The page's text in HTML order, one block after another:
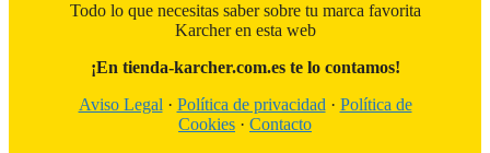
Todo lo que necesitas saber sobre tu marca favorita
Karcher en esta web
¡En tienda-karcher.com.es te lo contamos!
Aviso Legal · Política de privacidad · Política de
Cookies · Contacto